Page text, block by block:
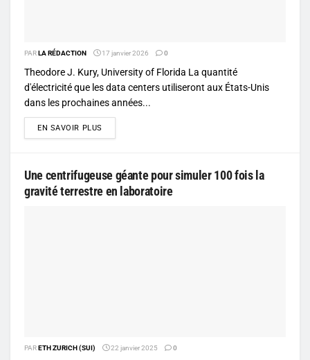
PARLA RÉDACTION 17 janvier 2026 0
Theodore J. Kury, University of Florida La quantité
d'électricité que les data centers utiliseront aux États-Unis
dans les prochaines années...
EN SAVOIR PLUS
Une centrifugeuse géante pour simuler 100 fois la
gravité terrestre en laboratoire
PARETH ZURICH (SUI) 22 janvier 2025 0